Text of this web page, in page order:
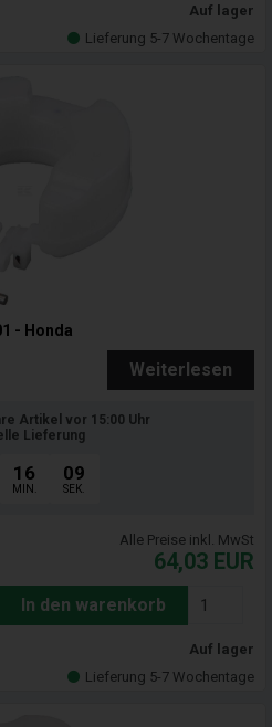
Auf lager
Lieferung 5-7 Wochentage
- Honda
Weiterlesen
Artikel vor 15:00 Uhr
Lieferung
16
MIN.
07
SEK.
Alle Preise inkl. MwSt
64,03 EUR
In den warenkorb
Auf lager
Lieferung 5-7 Wochentage